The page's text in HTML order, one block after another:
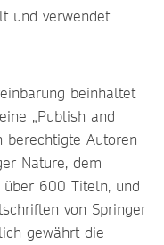
und verwendet
beinhaltet
„Publish and
berechtigte Autoren
Nature, dem
600 Titeln, und
von Springer
gewährt die